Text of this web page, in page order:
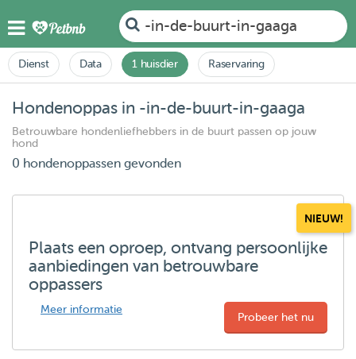
-in-de-buurt-in-gaaga
Dienst Data 1 huisdier Raservaring
Hondenoppas in -in-de-buurt-in-gaaga
Betrouwbare hondenliefhebbers in de buurt passen op jouw
hond
0 hondenoppassen gevonden
NIEUW!
Plaats een oproep, ontvang persoonlijke
aanbiedingen van betrouwbare
oppassers
Meer informatie
Probeer het nu